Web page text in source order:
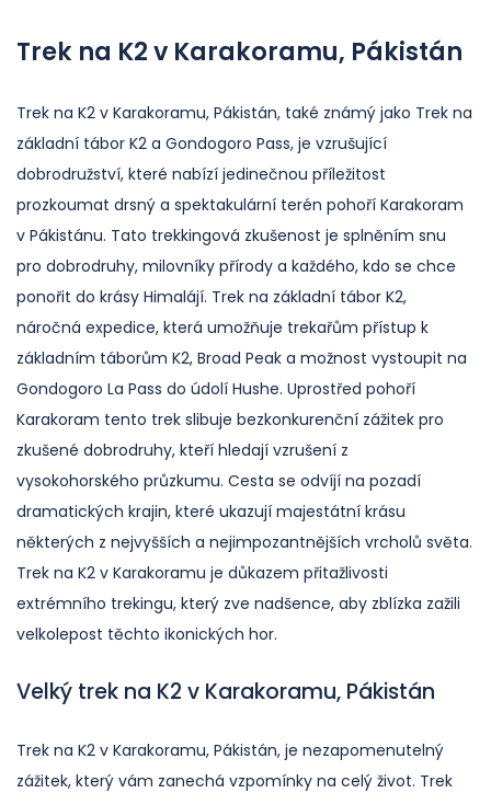
Trek na K2 v Karakoramu, Pákistán
Trek na K2 v Karakoramu, Pákistán, také známý jako Trek na
základní tábor K2 a Gondogoro Pass, je vzrušující
dobrodružství, které nabízí jedinečnou příležitost
prozkoumat drsný a spektakulární terén pohoří Karakoram
v Pákistánu. Tato trekkingová zkušenost je splněním snu
pro dobrodruhy, milovníky přírody a každého, kdo se chce
ponořit do krásy Himalájí. Trek na základní tábor K2,
náročná expedice, která umožňuje trekařům přístup k
základním táborům K2, Broad Peak a možnost vystoupit na
Gondogoro La Pass do údolí Hushe. Uprostřed pohoří
Karakoram tento trek slibuje bezkonkurenční zážitek pro
zkušené dobrodruhy, kteří hledají vzrušení z
vysokohorského průzkumu. Cesta se odvíjí na pozadí
dramatických krajin, které ukazují majestátní krásu
některých z nejvyšších a nejimpozantnějších vrcholů světa.
Trek na K2 v Karakoramu je důkazem přitažlivosti
extrémního trekingu, který zve nadšence, aby zblízka zažili
velkolepost těchto ikonických hor.
Velký trek na K2 v Karakoramu, Pákistán
Trek na K2 v Karakoramu, Pákistán, je nezapomenutelný
zážitek, který vám zanechá vzpomínky na celý život. Trek